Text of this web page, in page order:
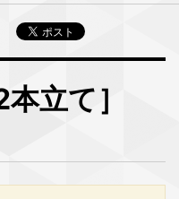
立て］